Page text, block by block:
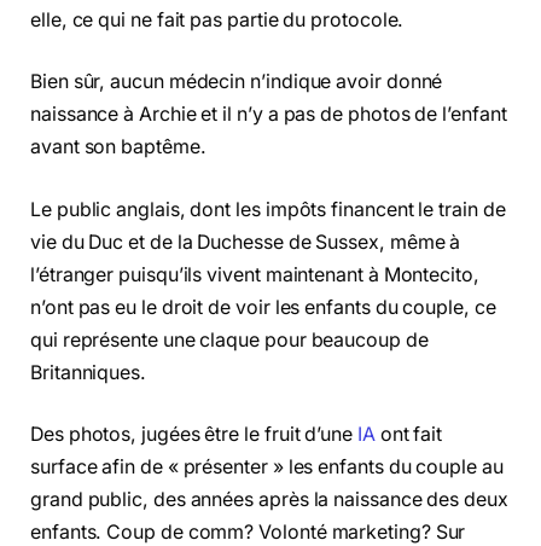
elle, ce qui ne fait pas partie du protocole.
Bien sûr, aucun médecin n’indique avoir donné
naissance à Archie et il n’y a pas de photos de l’enfant
avant son baptême.
Le public anglais, dont les impôts financent le train de
vie du Duc et de la Duchesse de Sussex, même à
l’étranger puisqu’ils vivent maintenant à Montecito,
n’ont pas eu le droit de voir les enfants du couple, ce
qui représente une claque pour beaucoup de
Britanniques.
Des photos, jugées être le fruit d’une IAont fait
surface afin de « présenter » les enfants du couple au
grand public, des années après la naissance des deux
enfants. Coup de comm? Volonté marketing? Sur